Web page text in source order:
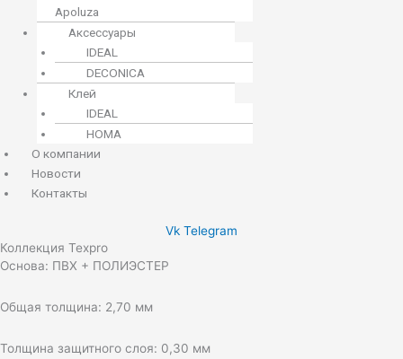
Apoluza
Аксессуары
IDEAL
DECONICA
Клей
IDEAL
HOMA
О компании
Новости
Контакты
Vk Telegram
Коллекция Texpro
Основа: ПВХ + ПОЛИЭСТЕР
Общая толщина: 2,70 мм
Толщина защитного слоя: 0,30 мм